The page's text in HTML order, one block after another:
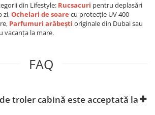
din Lifestyle: Rucsacuri pentru deplasări
zi,Ochelari de soarecu protecție UV 400
Parfumuri arăbești originale din Dubai sau
vacanța la mare.
FAQ
troler cabină este acceptată la